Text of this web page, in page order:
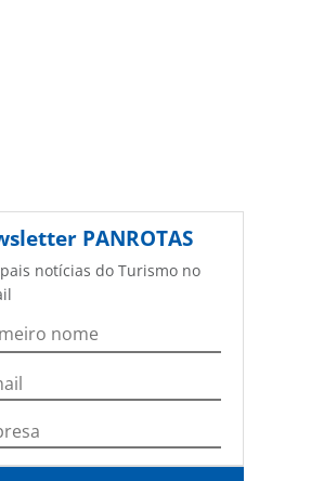
PANROTAS
notícias do Turismo no